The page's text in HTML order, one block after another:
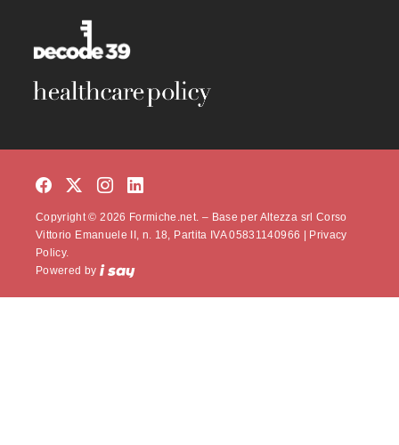
Copyright © 2026 Formiche.net. – Base per Altezza srl Corso
Vittorio Emanuele II, n. 18, Partita IVA 05831140966 | Privacy
Policy.
Powered by